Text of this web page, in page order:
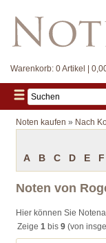
Warenkorb: 0 Artikel |
Noten kaufen » Nach
A
B C D E F
Noten von
Hier können Sie
Zeige 1 bis 9 (von